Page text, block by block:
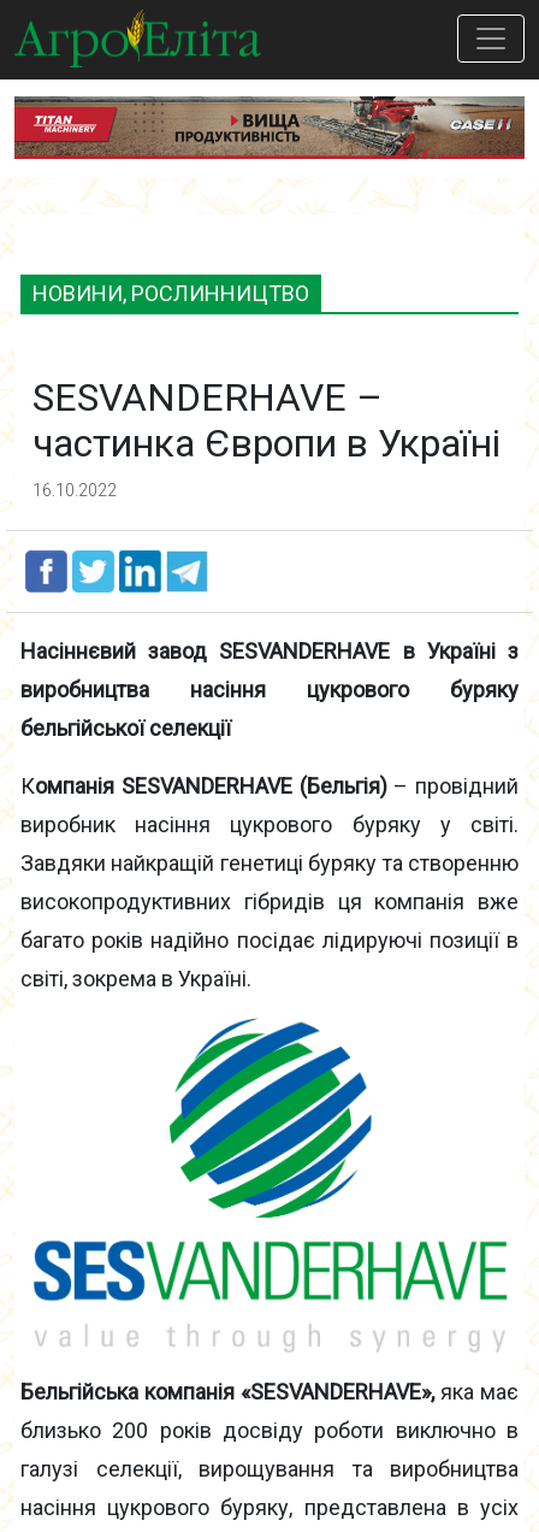
НОВИНИ, РОСЛИННИЦТВО
SESVANDERHAVE –
частинка Європи в Україні
16.10.2022
Насіннєвий завод SESVANDERHAVE в Україні з
виробництва насіння цукрового буряку
бельгійської селекції
Компанія SESVANDERHAVE (Бельгія)– провідний
виробник насіння цукрового буряку у світі.
Завдяки найкращій генетиці буряку та створенню
високопродуктивних гібридів ця компанія вже
багато років надійно посідає лідируючі позиції в
світі, зокрема в Україні.
Бельгійська компанія «SESVANDERHAVE»,яка має
близько 200 років досвіду роботи виключно в
галузі селекції, вирощування та виробництва
насіння цукрового буряку, представлена в усіх